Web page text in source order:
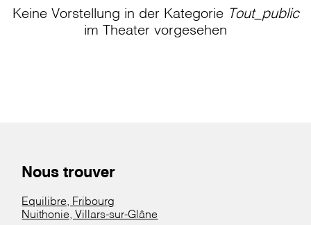
Keine Vorstellung in der Kategorie Tout_public
im Theater vorgesehen
Nous trouver
Equilibre, Fribourg
Nuithonie, Villars-sur-Glâne